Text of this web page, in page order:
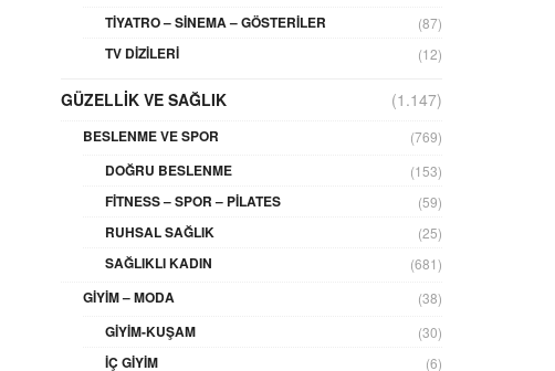
TIYATRO – SINEMA – GÖSTERILER (87)
TV DIZILERI (12)
GÜZELLIK VE SAĞLIK (1.147)
BESLENME VE SPOR (769)
DOĞRU BESLENME (153)
FITNESS – SPOR – PILATES (59)
RUHSAL SAĞLIK (25)
SAĞLIKLI KADIN (681)
GIYIM – MODA (38)
GIYIM-KUŞAM (30)
İÇ GIYIM (6)